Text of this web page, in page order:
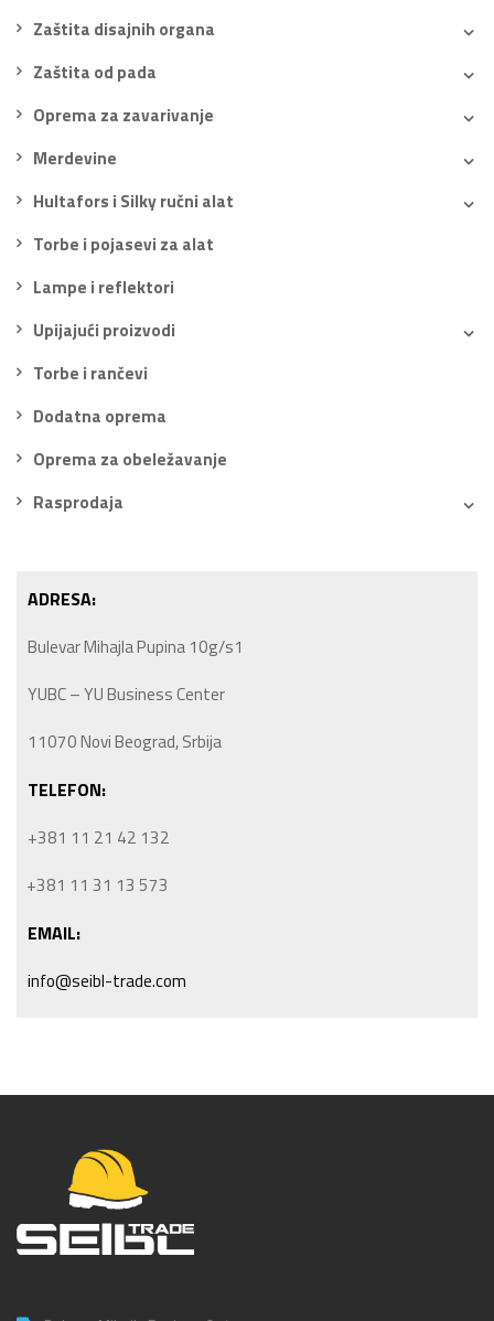
Zaštita disajnih organa
Zaštita od pada
Oprema za zavarivanje
Merdevine
Hultafors i Silky ručni alat
Torbe i pojasevi za alat
Lampe i reflektori
Upijajući proizvodi
Torbe i rančevi
Dodatna oprema
Oprema za obeležavanje
Rasprodaja
ADRESA:
Bulevar Mihajla Pupina 10g/s1
YUBC – YU Business Center
11070 Novi Beograd, Srbija
TELEFON:
+381 11 21 42 132
+381 11 31 13 573
EMAIL:
info@seibl-trade.com